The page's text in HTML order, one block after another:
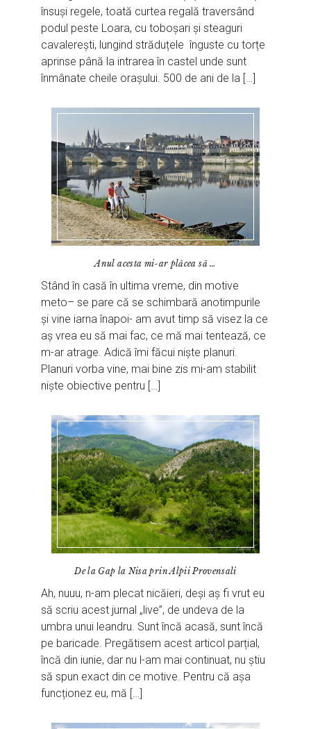
însuși regele, toată curtea regală traversând
podul peste Loara, cu toboșari și steaguri
cavalerești, lungind străduțele înguste cu torțe
aprinse până la intrarea în castel unde sunt
înmânate cheile orașului. 500 de ani de la […]
Anul acesta mi-ar plăcea să …
Stând în casă în ultima vreme, din motive
meto– se pare că se schimbară anotimpurile
și vine iarna înapoi- am avut timp să visez la ce
aș vrea eu să mai fac, ce mă mai tentează, ce
m-ar atrage. Adică îmi făcui niște planuri.
Planuri vorba vine, mai bine zis mi-am stabilit
niște obiective pentru […]
De la Gap la Nisa prin Alpii Provensali
Ah, nuuu, n-am plecat nicăieri, deși aș fi vrut eu
să scriu acest jurnal „live”, de undeva de la
umbra unui leandru. Sunt încă acasă, sunt încă
pe baricade. Pregătisem acest articol parțial,
încă din iunie, dar nu l-am mai continuat, nu știu
să spun exact din ce motive. Pentru că așa
funcționez eu, mă […]